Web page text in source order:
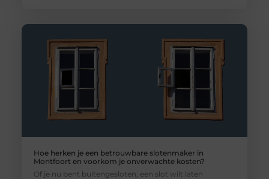
Hoe herken je een betrouwbare slotenmaker in
Montfoort en voorkom je onverwachte kosten?
Of je nu bent buitengesloten, een slot wilt laten